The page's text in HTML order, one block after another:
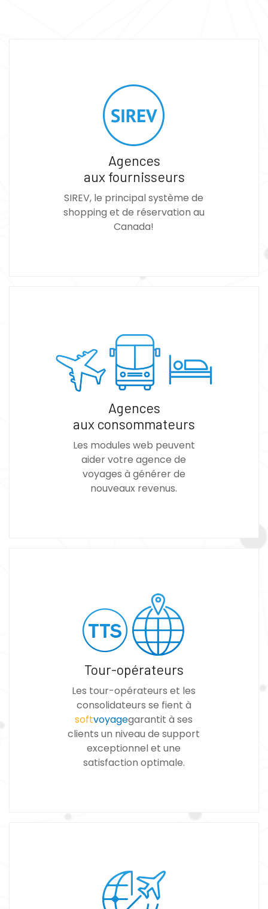
Agences
aux fournisseurs
SIREV, le principal système de
shopping et de réservation au
Canada!
Agences
aux consommateurs
Les modules web peuvent
aider votre agence de
voyages à générer de
nouveaux revenus.
Tour-opérateurs
Les tour-opérateurs et les
consolidateurs se fient à
softvoyagegarantit à ses
clients un niveau de support
exceptionnel et une
satisfaction optimale.